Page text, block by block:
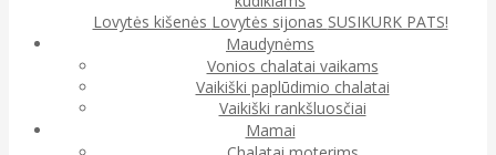
Lovytės kišenės Lovytės sijonas SUSIKURK PATS!
Maudynėms
Vonios chalatai vaikams
Vaikiški paplūdimio chalatai
Vaikiški rankšluosčiai
Mamai